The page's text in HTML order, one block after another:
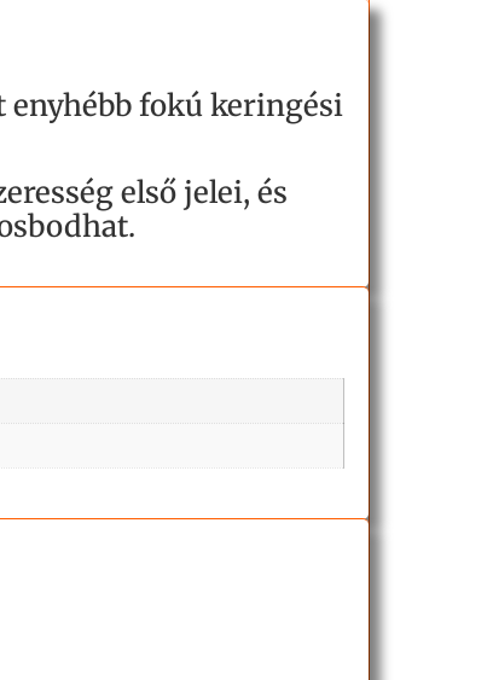
enyhébb fokú keringési
első jelei, és